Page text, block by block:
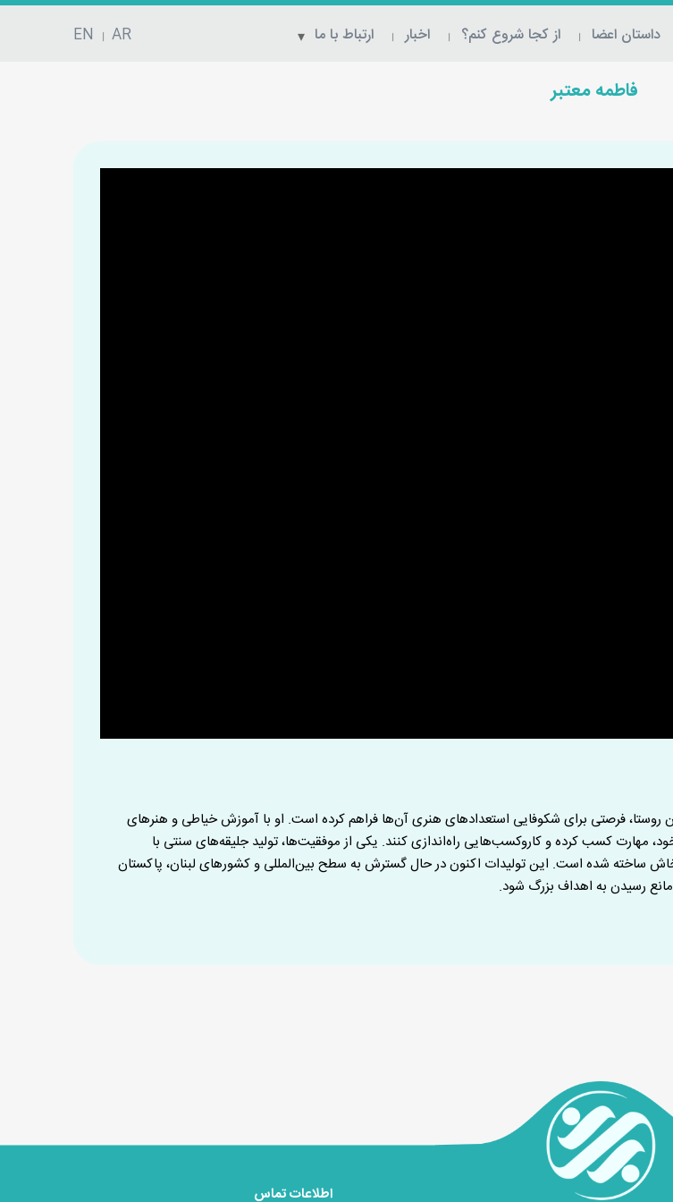
داستان اعضا از کجا شروع کنم؟ اخبار ارتباط با ما AR
EN
فاطمه معتبر
روستا، فرصتی برای شکوفایی استعدادهای هنری آن‌ها فراهم کرده است. او با آموزش خیاطی و هنرهای
مهارت کسب کرده و کاروکسب‌هایی راه‌اندازی کنند. یکی از موفقیت‌ها، تولید جلیقه‌های سنتی با
ساخته شده است. این تولیدات اکنون در حال گسترش به سطح بین‌المللی و کشورهای لبنان، پاکستان
مانع رسیدن به اهداف بزرگ شود.
اطلاعات تماس